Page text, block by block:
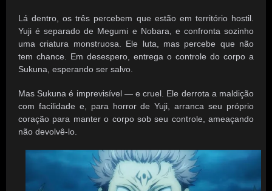
Lá dentro, os três percebem que estão em território hostil.
Yuji é separado de Megumi e Nobara, e confronta sozinho
uma criatura monstruosa. Ele luta, mas percebe que não
tem chance. Em desespero, entrega o controle do corpo a
Sukuna, esperando ser salvo.
Mas Sukuna é imprevisível — e cruel. Ele derrota a maldição
com facilidade e, para horror de Yuji, arranca seu próprio
coração para manter o corpo sob seu controle, ameaçando
não devolvê-lo.